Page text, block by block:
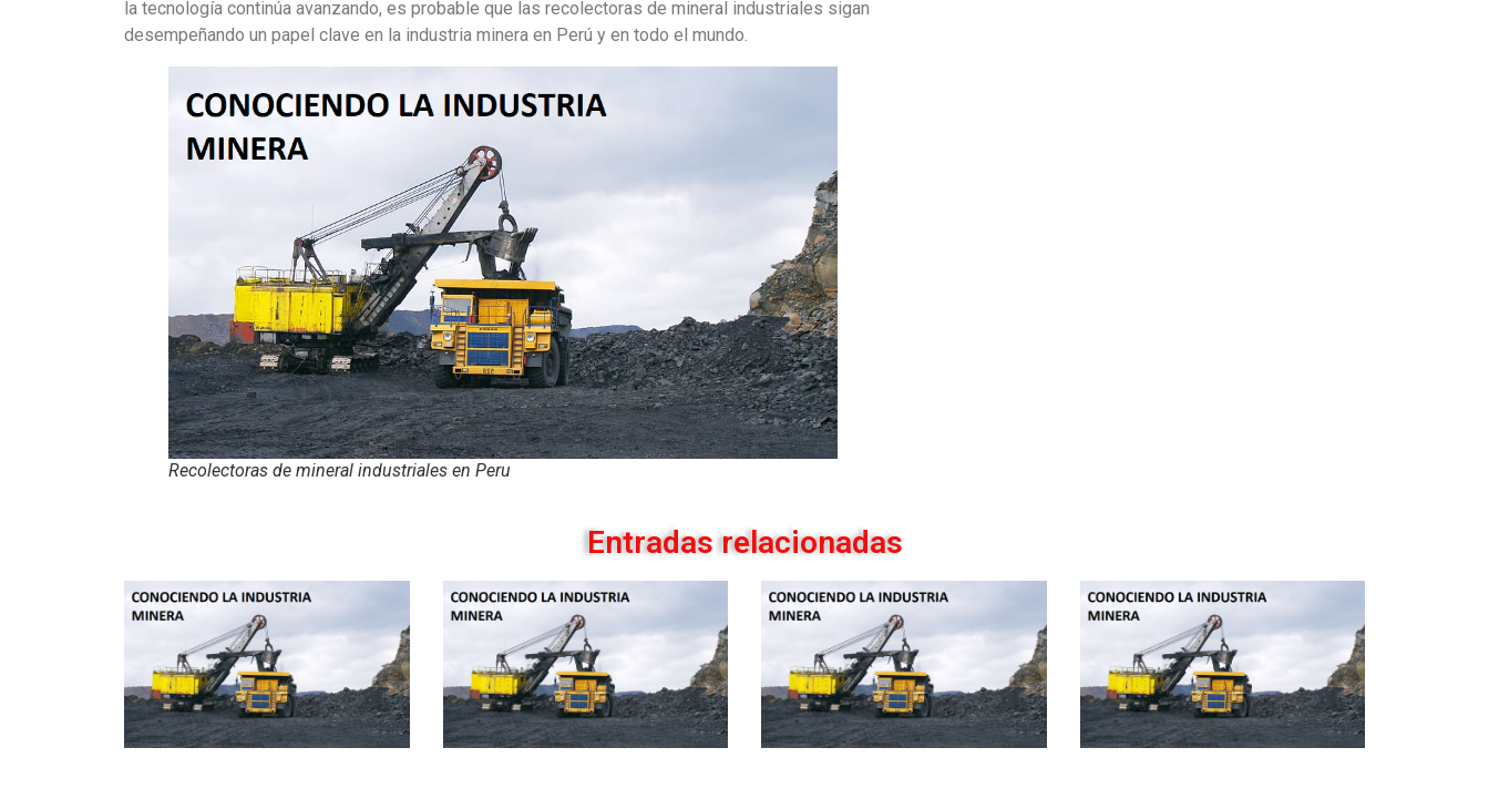
la tecnología continúa avanzando, es probable que las recolectoras de mineral industriales sigan
desempeñando un papel clave en la industria minera en Perú y en todo el mundo.
Recolectoras de mineral industriales en Peru
Entradas relacionadas